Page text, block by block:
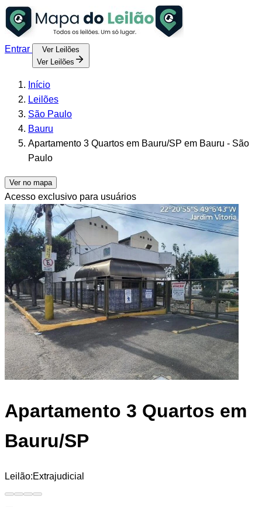
Entrar
Ver Leilões
Ver Leilões
Início
Leilões
São Paulo
Bauru
Apartamento 3 Quartos em Bauru/SP em Bauru - São
Paulo
Ver no mapa
Acesso exclusivo para usuários
Apartamento 3 Quartos em
Bauru/SP
Leilão:Extrajudicial